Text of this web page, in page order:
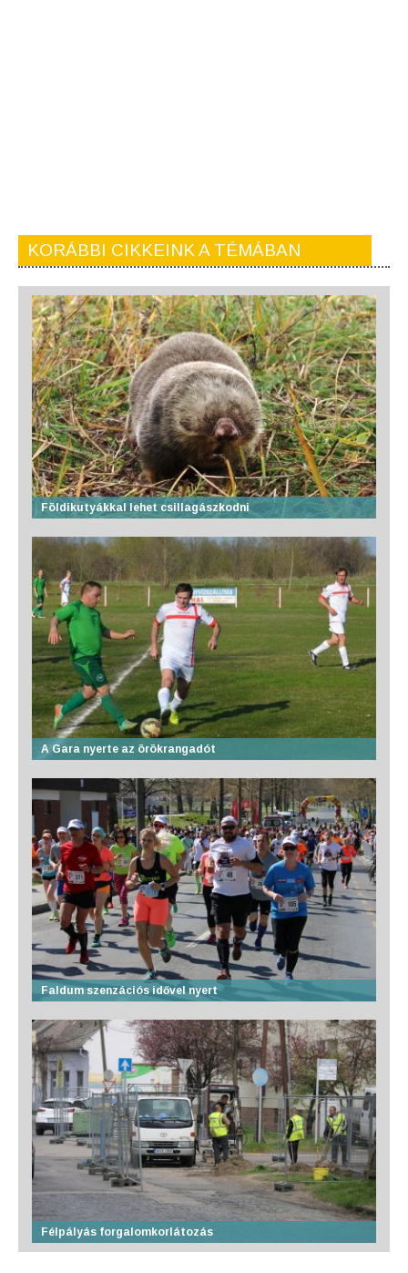
KORÁBBI CIKKEINK A TÉMÁBAN
Földikutyákkal lehet csillagászkodni
A Gara nyerte az örökrangadót
Faldum szenzációs idővel nyert
Félpályás forgalomkorlátozás